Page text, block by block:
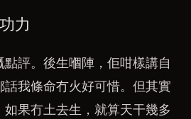
力
評。後生嗰陣，佢咁樣講自
我條命冇火好可惜。但其實
果冇土去生，就算天干幾多